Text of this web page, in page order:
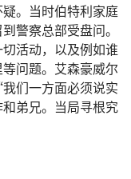
。当时伯特利家庭
警察总部受盘问。
活动，以及例如谁
问题。艾森豪威尔
们一方面必须说实
弟兄。当局寻根究